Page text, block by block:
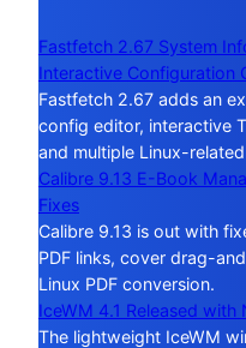
Fastfetch 2.67 System
Interactive Configuration
Fastfetch 2.67 adds an
config editor, interactive
and multiple Linux-
Calibre 9.13 E-Book
Fixes
Calibre 9.13 is out with
PDF links, cover drag-
Linux PDF conversion.
IceWM 4.1 Released
The lightweight IceWM